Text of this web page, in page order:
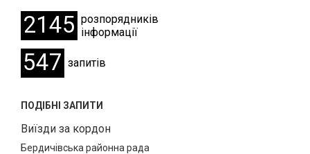
2145 розпорядників
інформації
547 запитів
ПОДІБНІ ЗАПИТИ
Виїзди за кордон
Бердичівська районна рада